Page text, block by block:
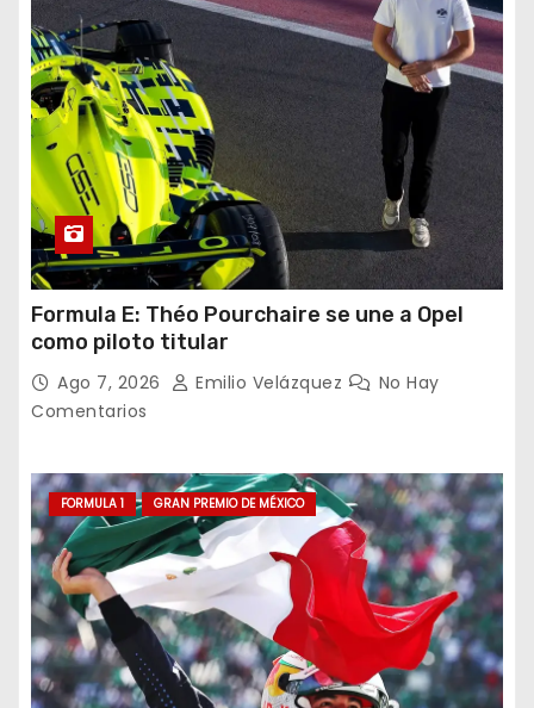
Formula E: Théo Pourchaire se une a Opel
como piloto titular
Ago 7, 2026 Emilio Velázquez
No Hay
Comentarios
FORMULA 1 GRAN PREMIO DE MÉXICO